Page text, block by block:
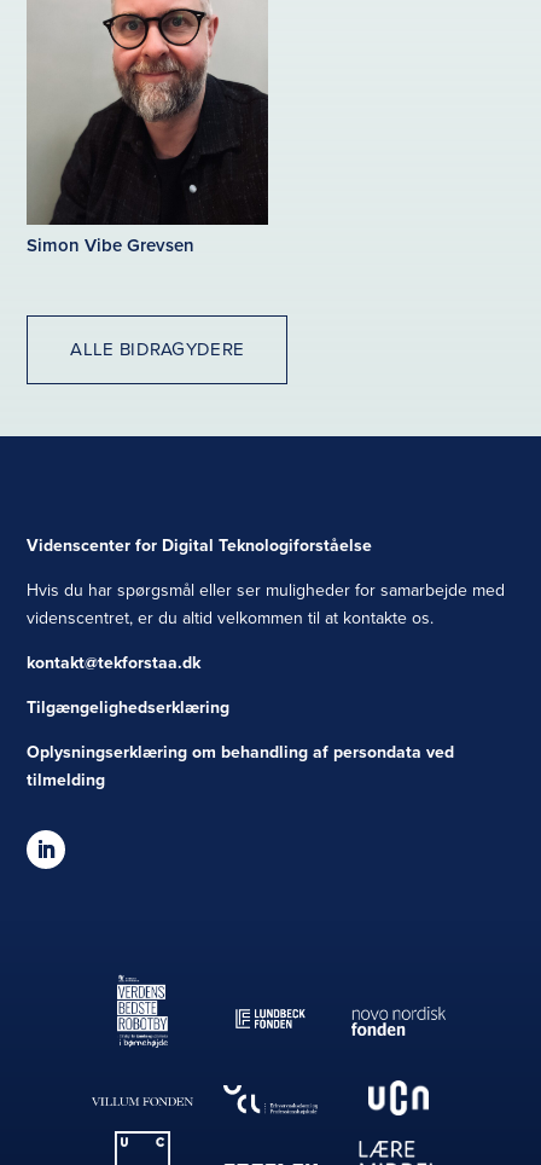
Simon Vibe Grevsen
ALLE BIDRAGYDERE
Videnscenter for Digital Teknologiforståelse
Hvis du har spørgsmål eller ser muligheder for samarbejde med
videnscentret, er du altid velkommen til at kontakte os.
kontakt@tekforstaa.dk
Tilgængelighedserklæring
Oplysningserklæring om behandling af persondata ved
tilmelding